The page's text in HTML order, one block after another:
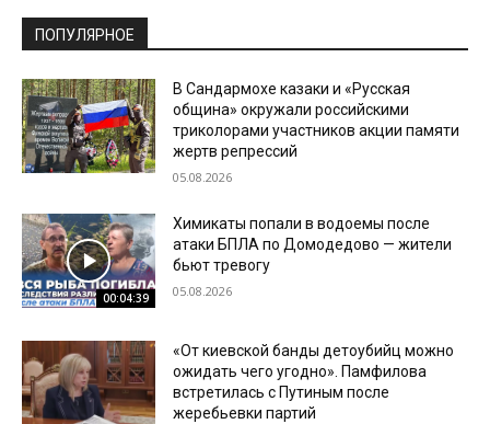
ПОПУЛЯРНОЕ
В Сандармохе казаки и «Русская
община» окружали российскими
триколорами участников акции памяти
жертв репрессий
05.08.2026
00:04:39
Химикаты попали в водоемы после
атаки БПЛА по Домодедово — жители
бьют тревогу
05.08.2026
«От киевской банды детоубийц можно
ожидать чего угодно». Памфилова
встретилась с Путиным после
жеребьевки партий